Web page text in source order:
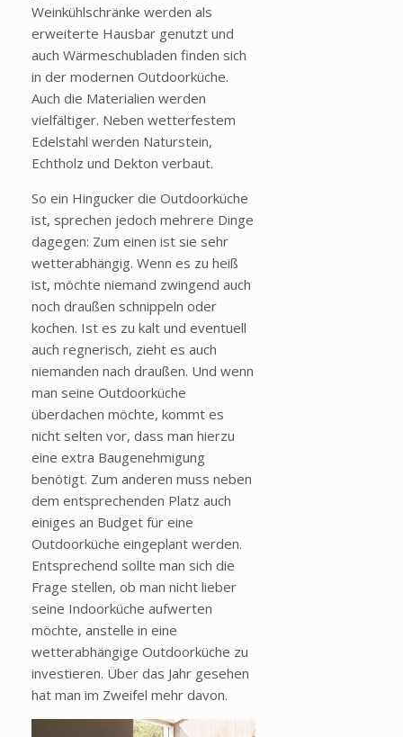
Weinkühlschränke werden als
erweiterte Hausbar genutzt und
auch Wärmeschubladen finden sich
in der modernen Outdoorküche.
Auch die Materialien werden
vielfältiger. Neben wetterfestem
Edelstahl werden Naturstein,
Echtholz und Dekton verbaut.
So ein Hingucker die Outdoorküche
ist, sprechen jedoch mehrere Dinge
dagegen: Zum einen ist sie sehr
wetterabhängig. Wenn es zu heiß
ist, möchte niemand zwingend auch
noch draußen schnippeln oder
kochen. Ist es zu kalt und eventuell
auch regnerisch, zieht es auch
niemanden nach draußen. Und wenn
man seine Outdoorküche
überdachen möchte, kommt es
nicht selten vor, dass man hierzu
eine extra Baugenehmigung
benötigt. Zum anderen muss neben
dem entsprechenden Platz auch
einiges an Budget für eine
Outdoorküche eingeplant werden.
Entsprechend sollte man sich die
Frage stellen, ob man nicht lieber
seine Indoorküche aufwerten
möchte, anstelle in eine
wetterabhängige Outdoorküche zu
investieren. Über das Jahr gesehen
hat man im Zweifel mehr davon.